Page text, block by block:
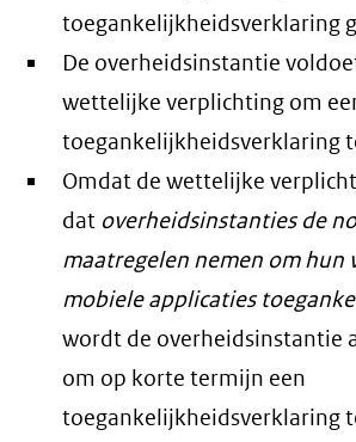
toegankelijkheidsverklaring
De overheidsinstantie
wettelijke verplichting om
toegankelijkheidsverklaring
Omdat de wettelijke
dat overheidsinstanties de
maatregelen nemen om hun
mobiele applicaties
wordt de overheidsinstantie
om op korte termijn een
toegankelijkheidsverklaring